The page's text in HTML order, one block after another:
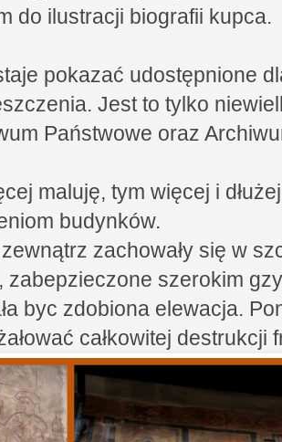
do ilustracji biografii kupca.
pokazać udostępnione
Jest to tylko
Państwowe oraz
maluję, tym więcej i
budynków.
zachowały się w
zabepzieczone szerokim
byc zdobiona elewacja.
całkowitej destrukcji